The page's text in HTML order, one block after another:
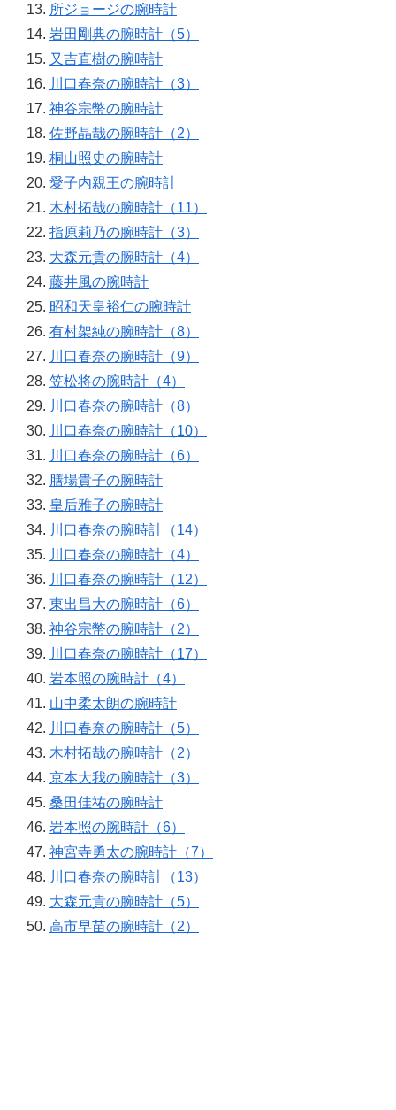
所ジョージの腕時計
岩田剛典の腕時計（5）
又吉直樹の腕時計
川口春奈の腕時計（3）
神谷宗幣の腕時計
佐野晶哉の腕時計（2）
桐山照史の腕時計
愛子内親王の腕時計
木村拓哉の腕時計（11）
指原莉乃の腕時計（3）
大森元貴の腕時計（4）
藤井風の腕時計
昭和天皇裕仁の腕時計
有村架純の腕時計（8）
川口春奈の腕時計（9）
笠松将の腕時計（4）
川口春奈の腕時計（8）
川口春奈の腕時計（10）
川口春奈の腕時計（6）
膳場貴子の腕時計
皇后雅子の腕時計
川口春奈の腕時計（14）
川口春奈の腕時計（4）
川口春奈の腕時計（12）
東出昌大の腕時計（6）
神谷宗幣の腕時計（2）
川口春奈の腕時計（17）
岩本照の腕時計（4）
山中柔太朗の腕時計
川口春奈の腕時計（5）
木村拓哉の腕時計（2）
京本大我の腕時計（3）
桑田佳祐の腕時計
岩本照の腕時計（6）
神宮寺勇太の腕時計（7）
川口春奈の腕時計（13）
大森元貴の腕時計（5）
高市早苗の腕時計（2）